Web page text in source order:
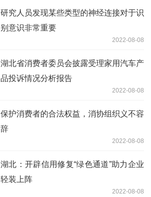
研究人员发现某些类型的神经连接对于识
别意识非常重要
2022-08-08
湖北省消费者委员会披露受理家用汽车产
品投诉情况分析报告
2022-08-08
保护消费者的合法权益，消协组织义不容
辞
2022-08-08
湖北：开辟信用修复“绿色通道”助力企业
轻装上阵
2022-08-08